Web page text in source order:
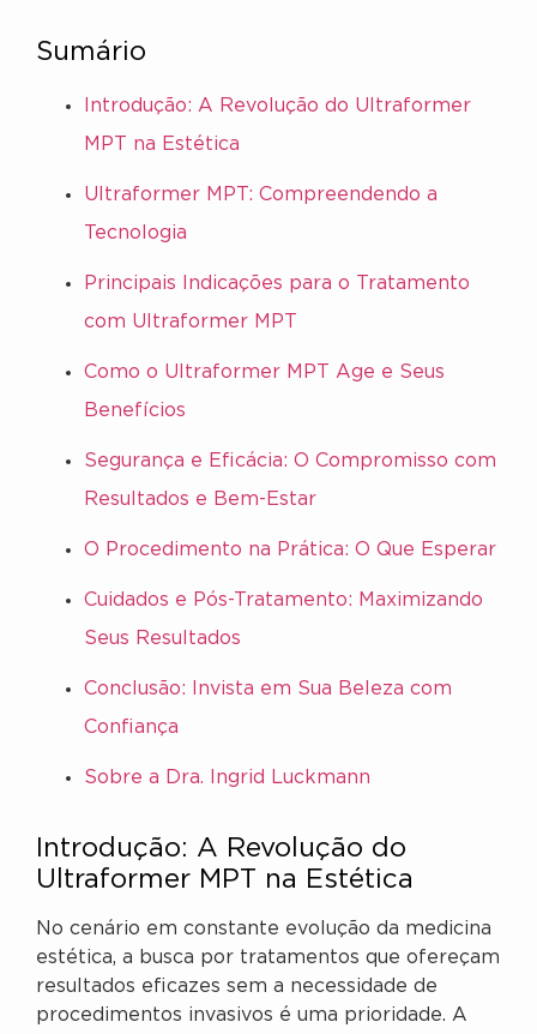
Sumário
Introdução: A Revolução do Ultraformer
MPT na Estética
Ultraformer MPT: Compreendendo a
Tecnologia
Principais Indicações para o Tratamento
com Ultraformer MPT
Como o Ultraformer MPT Age e Seus
Benefícios
Segurança e Eficácia: O Compromisso com
Resultados e Bem-Estar
O Procedimento na Prática: O Que Esperar
Cuidados e Pós-Tratamento: Maximizando
Seus Resultados
Conclusão: Invista em Sua Beleza com
Confiança
Sobre a Dra. Ingrid Luckmann
Introdução: A Revolução do
Ultraformer MPT na Estética
No cenário em constante evolução da medicina
estética, a busca por tratamentos que ofereçam
resultados eficazes sem a necessidade de
procedimentos invasivos é uma prioridade. A